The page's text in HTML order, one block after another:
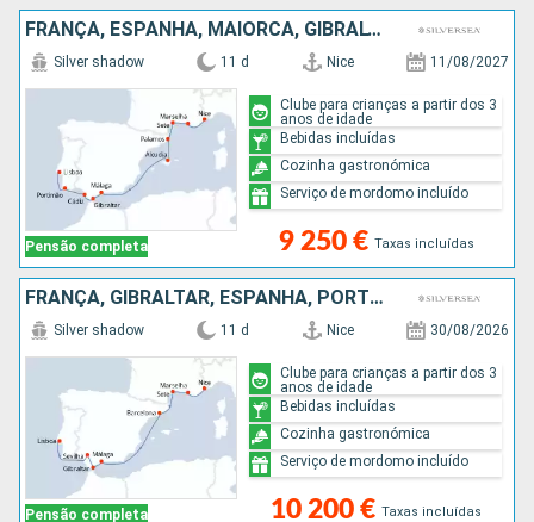
FRANÇA, ESPANHA, MAIORCA, GIBRALTAR, PORTUGAL
Pensão completa
Silver shadow 11 d Nice 11/08/2027
9 250 € Taxas incluídas
Clube para crianças a partir dos 3
anos de idade
Bebidas incluídas
Cozinha gastronómica
Serviço de mordomo incluído
FRANÇA, GIBRALTAR, ESPANHA, PORTUGAL
Pensão completa
Silver shadow 11 d Nice 30/08/2026
10 200 € Taxas incluídas
Clube para crianças a partir dos 3
anos de idade
Bebidas incluídas
Cozinha gastronómica
Serviço de mordomo incluído